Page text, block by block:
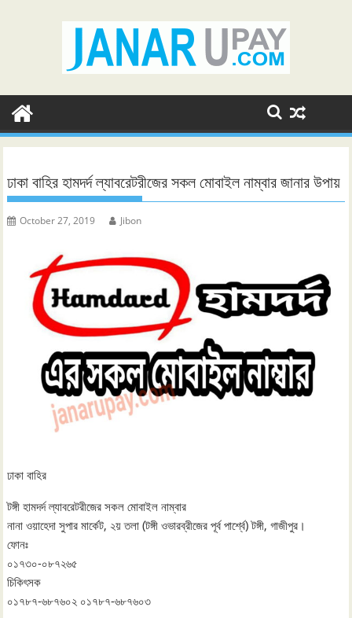
ঢাকা বাহির হামদর্দ ল্যাবরেটরীজের সকল মোবাইল নাম্বার জানার উপায়
October 27, 2019 Jibon
ঢাকা বাহির
টঙ্গী হামদর্দ ল্যাবরেটরীজের সকল মোবাইল নাম্বার
নানা ওয়াহেদা সুপার মার্কেট, ২য় তলা (টঙ্গী ওভারব্রীজের পূর্ব পার্শ্বে) টঙ্গী, গাজীপুর।
ফোনঃ
০১৭৩০-০৮৭২৬৫
চিকিৎসক
০১৭৮৭-৬৮৭৬০২ ০১৭৮৭-৬৮৭৬০৩